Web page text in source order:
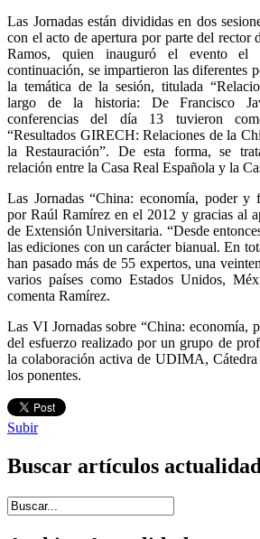
Las Jornadas están divididas en dos
con el acto de apertura por parte del rector
Ramos, quien inauguró el evento
continuación, se impartieron las diferentes
la temática de la sesión, titulada
largo de la historia: De Francisco
conferencias del día 13 tuvieron
“Resultados GIRECH: Relaciones de la
la Restauración”. De esta forma, se
relación entre la Casa Real Española y la
Las Jornadas “China: economía, poder y
por Raúl Ramírez en el 2012 y gracias al
de Extensión Universitaria. “Desde
las ediciones con un carácter bianual. En
han pasado más de 55 expertos, una
varios países como Estados Unidos,
comenta Ramírez.
Las VI Jornadas sobre “China: economía,
del esfuerzo realizado por un grupo de
la colaboración activa de UDIMA,
los ponentes.
Subir
Buscar artículos actualidad
Introduce términos de búsqueda